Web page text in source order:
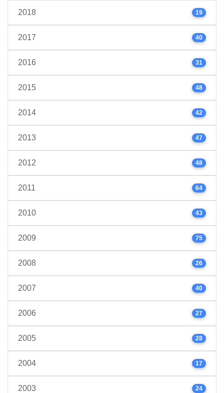
2018 19
2017 40
2016 31
2015 48
2014 42
2013 47
2012 48
2011 64
2010 43
2009 75
2008 26
2007 40
2006 27
2005 28
2004 17
2003 24